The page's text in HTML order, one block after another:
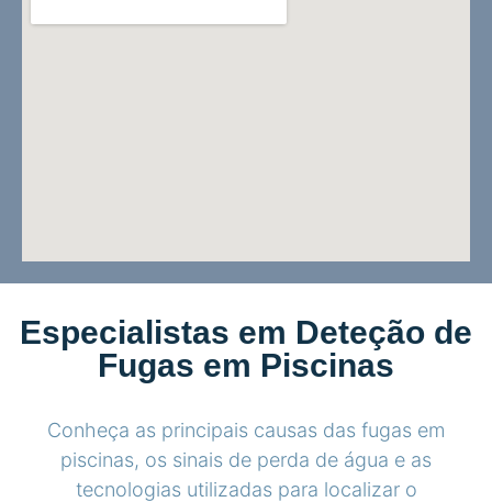
Especialistas em Deteção de
Fugas em Piscinas
Conheça as principais causas das fugas em
piscinas, os sinais de perda de água e as
tecnologias utilizadas para localizar o